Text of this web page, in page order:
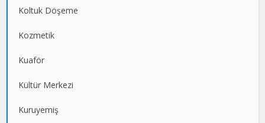
Koltuk Döşeme
Kozmetik
Kuaför
Kültür Merkezi
Kuruyemiş